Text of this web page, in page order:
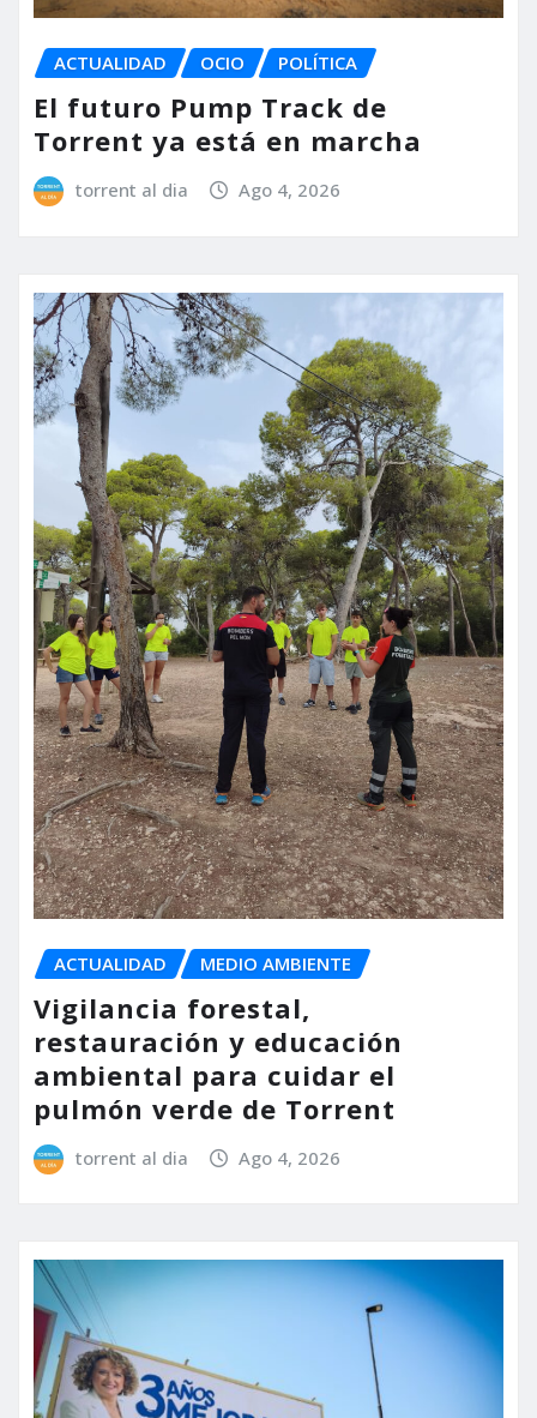
ACTUALIDAD OCIO POLÍTICA
El futuro Pump Track de
Torrent ya está en marcha
torrent al dia Ago 4, 2026
ACTUALIDAD MEDIO AMBIENTE
Vigilancia forestal,
restauración y educación
ambiental para cuidar el
pulmón verde de Torrent
torrent al dia Ago 4, 2026